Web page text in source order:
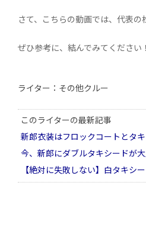
さて、こちらの動画では、代表の
ぜひ参考に、結んでみてください！
ライター：その他クルー
このライターの最新記事
新郎衣装はフロックコートとタ
今、新郎にダブルタキシードが
【絶対に失敗しない】白タキシ